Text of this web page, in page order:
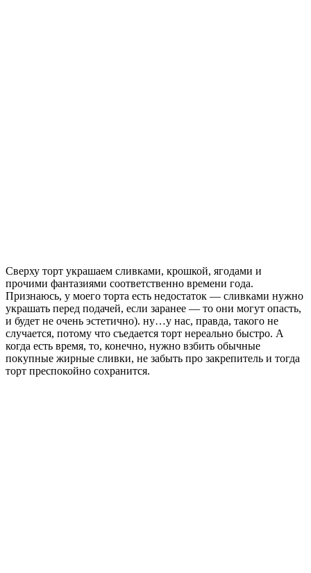
Сверху торт украшаем сливками, крошкой, ягодами и
прочими фантазиями соответственно времени года.
Признаюсь, у моего торта есть недостаток — сливками нужно
украшать перед подачей, если заранее — то они могут опасть,
и будет не очень эстетично). ну…у нас, правда, такого не
случается, потому что съедается торт нереально быстро. А
когда есть время, то, конечно, нужно взбить обычные
покупные жирные сливки, не забыть про закрепитель и тогда
торт преспокойно сохранится.